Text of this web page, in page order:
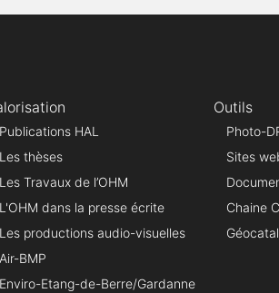
Publications HAL
Les thèses
Les Travaux de l’OHM
L'OHM dans la presse écrite
Les productions audio-visuelles
Air-BMP
Enviro-Etang-de-Berre/Gardanne
Outils
Photo-
Sites
Chaine